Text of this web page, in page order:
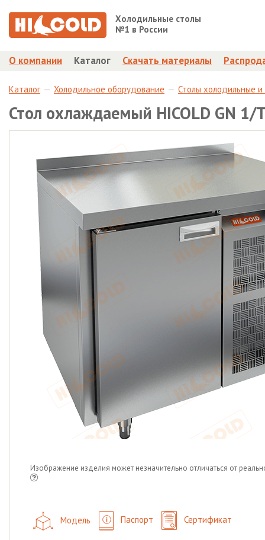
Холодильные столы
№1 в России
О компании Каталог Скачать материалы
Каталог Холодильное оборудование Столы холодильные
Стол охлаждаемый HICOLD GN 1/
Изображение изделия может незначительно отличаться от
Модель Паспорт Сертификат